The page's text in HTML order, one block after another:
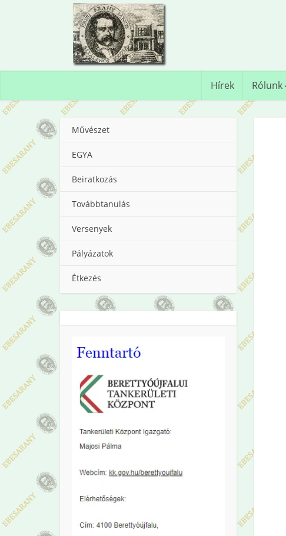
Hírek Rólunk
Művészet
EGYA
Beiratkozás
Továbbtanulás
Versenyek
Pályázatok
Étkezés